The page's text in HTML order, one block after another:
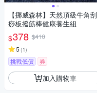
【挪威森林】天然頂級牛角刮
痧板撥筋棒健康養生組
$378 $410
5 (1)
挑戰低價 券
加入購物車